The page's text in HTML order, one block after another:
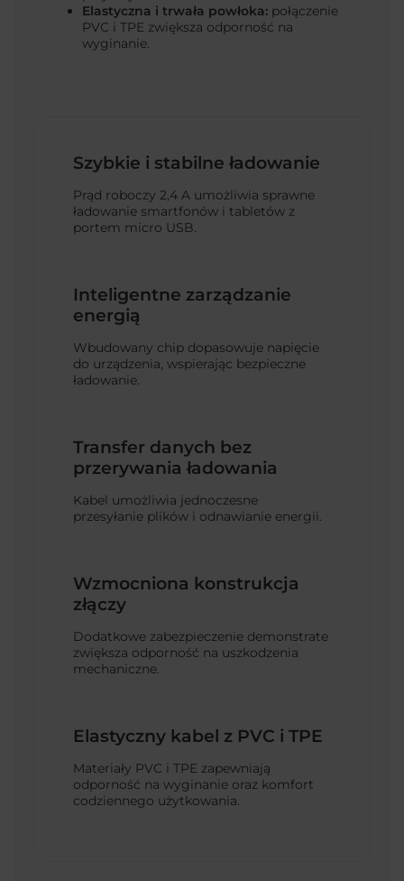
Elastyczna i trwała powłoka: połączenie
PVC i TPE zwiększa odporność na
wyginanie.
Szybkie i stabilne ładowanie
Prąd roboczy 2,4 A umożliwia sprawne
ładowanie smartfonów i tabletów z
portem micro USB.
Inteligentne zarządzanie
energią
Wbudowany chip dopasowuje napięcie
do urządzenia, wspierając bezpieczne
ładowanie.
Transfer danych bez
przerywania ładowania
Kabel umożliwia jednoczesne
przesyłanie plików i odnawianie energii.
Wzmocniona konstrukcja
złączy
Dodatkowe zabezpieczenie demonstrate
zwiększa odporność na uszkodzenia
mechaniczne.
Elastyczny kabel z PVC i TPE
Materiały PVC i TPE zapewniają
odporność na wyginanie oraz komfort
codziennego użytkowania.